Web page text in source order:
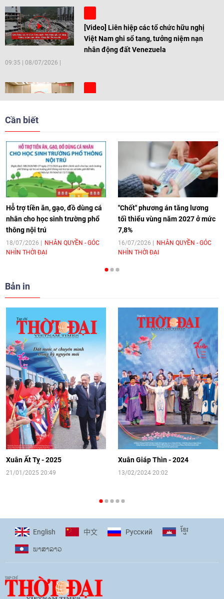
[Video] Liên hiệp các tổ chức hữu nghị
Việt Nam ghi sổ tang, tưởng niệm nạn
nhân động đất Venezuela
09:35 08/07/2026
[Video] Trẻ em Đông Á cùng kiến tạo
[Video] Âm nhạc flamenco gắn kết văn
hoá Việt Nam - Tây Ban Nha
11:10 17/06/2026
[Video] Trao tặng Kỷ niệm chương "Vì
hòa bình, hữu nghị giữa các dân tộc"
cho Đại sứ Hungary tại Việt Nam
[Video] Nhân dân Việt Nam luôn trân
trọng tình cảm của nước Nga
08:02| 13/06/2026
Video: Cơ hội giao lưu quốc tế cho học
sinh Việt Nam tại trại hè Artek
14:41|12/06/2026
[Video] Đối ngoại nhân dân Thủ đô
hướng tới kết nối hiệu quả nguồn lực
người Việt Nam ở nước ngoài
16:58|10/06/2026
cùng thanh thiếu nhi tiên phong ứng
phó với biến đổi khí hậu
17:07|09/06/2026
[Video] Lào dành ưu tiên hàng đầu cho
Cần biết
Hỗ trợ tiền ăn, gạo, đồ dùng cá
nhân cho học sinh trường phổ
thông nội trú
18/07/2026
NHÂN QUYỀN - GÓC
NHÌN THỜI ĐẠI
"Chốt" phương án tăng lương
tối thiểu vùng năm 2027 ở mức
7,8%
16/07/2026
NHÂN QUYỀN - GÓC
NHÌN THỜI ĐẠI
Bản in
Xuân Ất Tỵ - 2025
21/01/2025 20:49
Xuân Giáp Thìn - 2024
13/02/2024 20:02
English 中文 Pусский ខ្មែរ
ພາ​ສາ​ລາວ